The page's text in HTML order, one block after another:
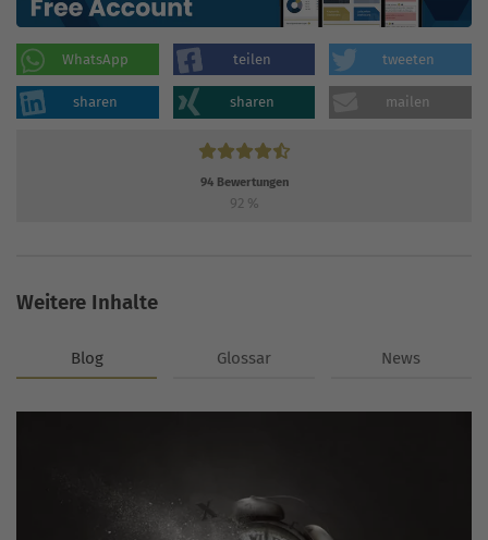
WhatsApp teilen tweeten
sharen sharen mailen
94Bewertungen
92 %
Weitere Inhalte
Blog Glossar News